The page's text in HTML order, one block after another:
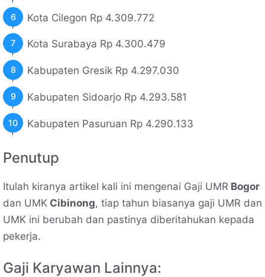
Kota Cilegon Rp 4.309.772
Kota Surabaya Rp 4.300.479
Kabupaten Gresik Rp 4.297.030
Kabupaten Sidoarjo Rp 4.293.581
Kabupaten Pasuruan Rp 4.290.133
Penutup
Itulah kiranya artikel kali ini mengenai Gaji UMR Bogor
dan UMK Cibinong, tiap tahun biasanya gaji UMR dan
UMK ini berubah dan pastinya diberitahukan kepada
pekerja.
Gaji Karyawan Lainnya: